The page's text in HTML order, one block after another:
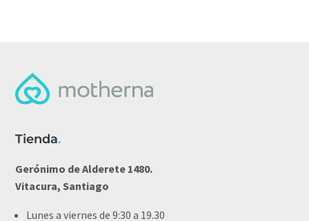
Tienda.
Gerónimo de Alderete 1480.
Vitacura, Santiago
Lunes a viernes de 9:30 a 19.30